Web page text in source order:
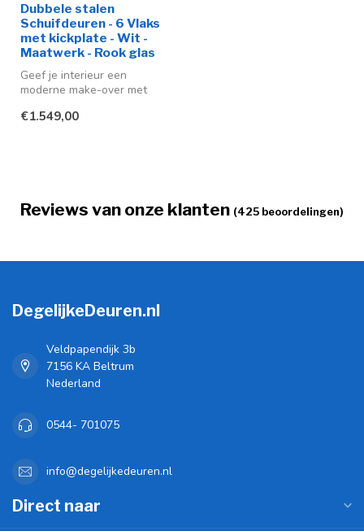
Dubbele stalen
Schuifdeuren - 6 Vlaks
met kickplate - Wit -
Maatwerk - Rook glas
Geef je interieur een
moderne make-over met
schuifdeur me...
€1.549,00
Reviews van onze klanten (425 beoordelingen)
DegelijkeDeuren.nl
Veldpapendijk 3b
7156 KA Beltrum
Nederland
0544- 701075
info@degelijkedeuren.nl
Direct naar